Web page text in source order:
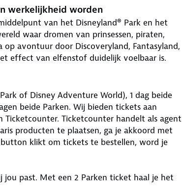
werkelijkheid worden
van het Disneyland® Park en het
waar dromen van prinsessen, piraten,
avontuur door Discoveryland, Fantasyland,
effect van elfenstof duidelijk voelbaar is.
of Disney Adventure World), 1 dag beide
beide Parken. Wij bieden tickets aan
Ticketcounter handelt als agent
producten te plaatsen, ga je akkoord met
button klikt om tickets te bestellen, word je
jou past. Met een 2 Parken ticket haal je het